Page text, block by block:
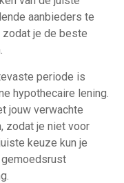
aanbieders te
je de beste
periode is
hypothecaire lening.
jouw verwachte
zodat je niet voor
keuze kun je